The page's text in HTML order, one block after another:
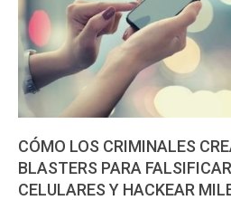
CÓMO LOS CRIMINALES
BLASTERS PARA
CELULARES Y HACKEAR